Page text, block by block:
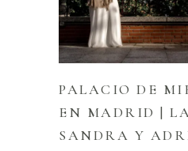
PALACIO DE
EN MADRID |
SANDRA Y